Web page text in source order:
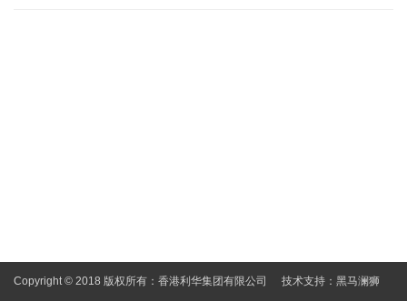
Copyright © 2018 版权所有：香港利华集团有限公司 技术支持： 黑马澜狮